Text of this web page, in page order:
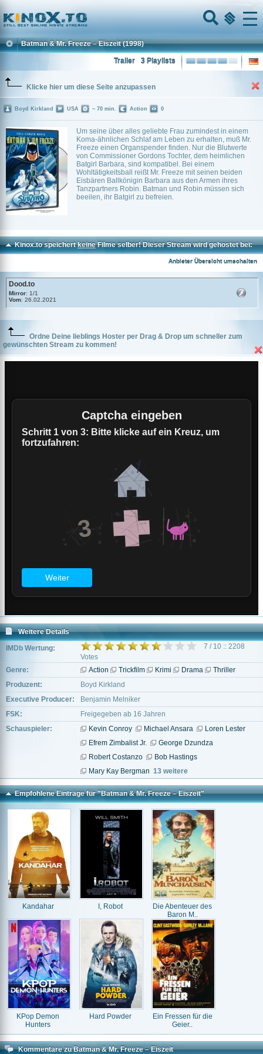
Home
Menu
Batman & Mr. Freeze – Eiszeit (1998)
3 Playlists
Trailer
Klicke hier um diese Seite anzupassen
Um seine über alles geliebte Frau zumindest in einem
Koma-ähnlichen Schlaf am Leben zu erhalten, muß Mr.
Freeze einen Organspender finden. Nur die Blutwerte
von Commissioner Gordons Tochter, dem heimlichen
Batgirl Barbara, sind kompatibel. Bei einem
Wohltätigkeitsball reißt Mr. Freeze mit seinen beiden
Eisbären Ballkönigin Barbara aus den Armen ihres
Tanzpartners Robin. Batman und Robin müssen sich
beeilen, ihr Batgirl zu befreien.
Boyd Kirkland USA ~ 70 min. Action 0
Kinox.to speichertkeineFilme selber! Dieser Stream wird gehostet bei:
Anbieter Übersicht umschalten
Dood.to
Mirror: 1/1
Vom: 26.02.2021
Ordne Deine lieblings Hoster per Drag & Drop um schneller zum
gewünschten Stream zu kommen!
Weitere Details
IMDb Wertung:
7 / 10 :: 2208
Votes
Genre:
Action Trickfilm Krimi Drama
Thriller
Produzent:
Boyd Kirkland
Executive Producer:
Benjamin Melniker
FSK:
Freigegeben ab 16 Jahren
Schauspieler:
Kevin Conroy Michael Ansara
Loren Lester
Efrem Zimbalist Jr.
George Dzundza
Robert Costanzo
Bob Hastings
Mary Kay Bergman 13 weitere
Empfohlene Einträge für "Batman & Mr. Freeze – Eiszeit"
Kandahar I, Robot
Die Abenteuer des
Baron M..
KPop Demon
Hunters
Hard Powder
Ein Fressen für die
Geier..
Kommentare zu Batman & Mr. Freeze – Eiszeit